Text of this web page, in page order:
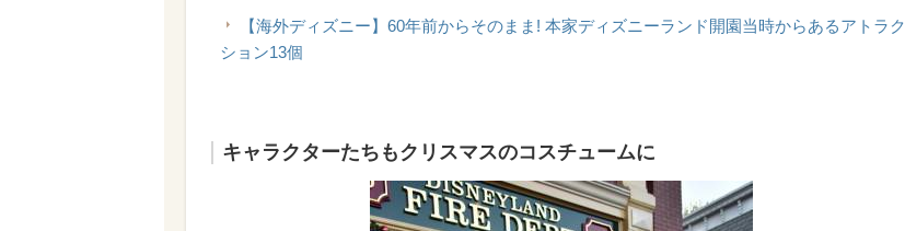
【海外ディズニー】60年前からそのまま! 本家ディズニーランド開園当時からあるアトラク
ション13個
キャラクターたちもクリスマスのコスチュームに